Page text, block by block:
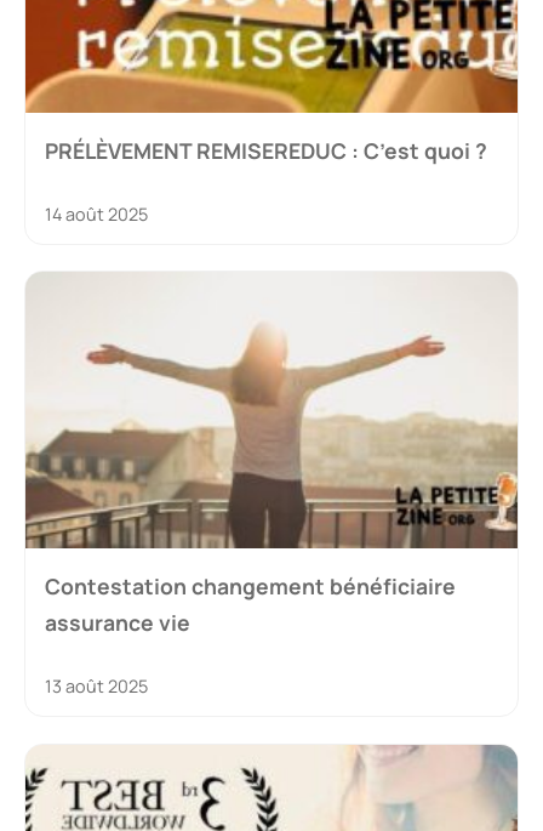
PRÉLÈVEMENT REMISEREDUC : C’est quoi ?
14 août 2025
Contestation changement bénéficiaire
assurance vie
13 août 2025